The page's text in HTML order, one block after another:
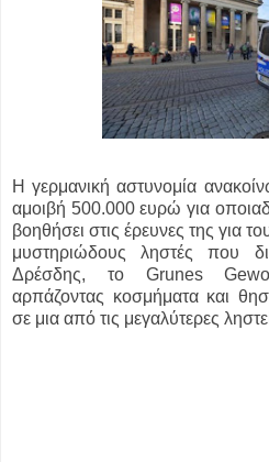
Η γερμανική αστυνομία
αμοιβή 500.000 ευρώ για
βοηθήσει στις έρευνες της για
μυστηριώδους ληστές που
Δρέσδης, το Grunes
αρπάζοντας κοσμήματα και
σε μια από τις μεγαλύτερες